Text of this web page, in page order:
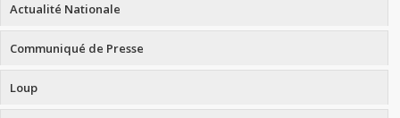
Actualité Nationale
Communiqué de Presse
Loup